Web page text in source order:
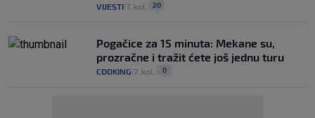
VIJESTI 7. kol. 20
Pogačice za 15 minuta: Mekane su,
prozračne i tražit ćete još jednu turu
COOKING 7. kol. 0